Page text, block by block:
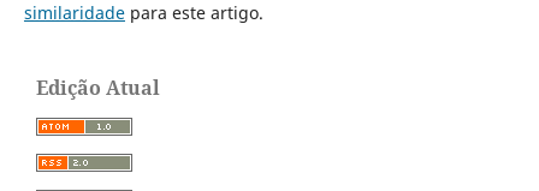
similaridadepara este artigo.
Edição Atual